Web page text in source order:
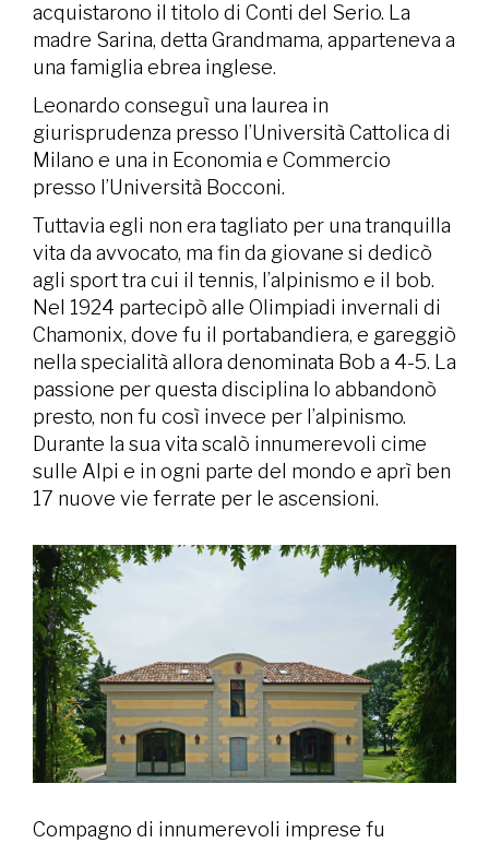
acquistarono il titolo di Conti del Serio. La
madre Sarina, detta Grandmama, apparteneva a
una famiglia ebrea inglese.
Leonardo conseguì una laurea in
giurisprudenza presso l’Università Cattolica di
Milano e una in Economia e Commercio
presso l’Università Bocconi.
Tuttavia egli non era tagliato per una tranquilla
vita da avvocato, ma fin da giovane si dedicò
agli sport tra cui il tennis, l’alpinismo e il bob.
Nel 1924 partecipò alle Olimpiadi invernali di
Chamonix, dove fu il portabandiera, e gareggiò
nella specialità allora denominata Bob a 4-5. La
passione per questa disciplina lo abbandonò
presto, non fu così invece per l’alpinismo.
Durante la sua vita scalò innumerevoli cime
sulle Alpi e in ogni parte del mondo e aprì ben
17 nuove vie ferrate per le ascensioni.
Compagno di innumerevoli imprese fu